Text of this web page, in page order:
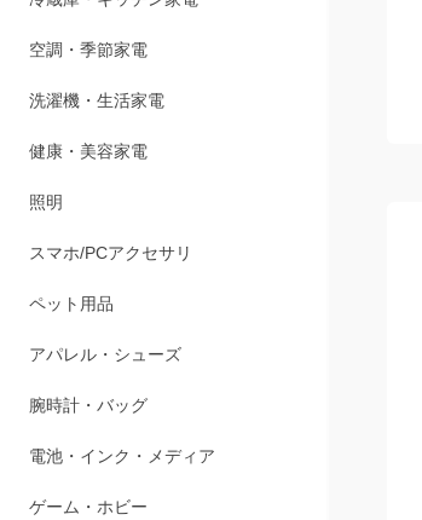
空調・季節家電
洗濯機・生活家電
健康・美容家電
照明
スマホ/PCアクセサリ
ペット用品
アパレル・シューズ
腕時計・バッグ
電池・インク・メディア
ゲーム・ホビー